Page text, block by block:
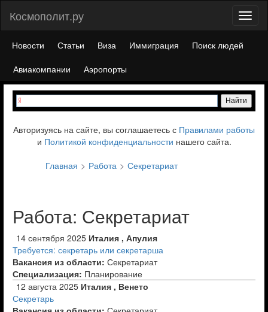
Космополит.ру
Новости Статьи Виза Иммиграция
Поиск людей
Авиакомпании
Аэропорты
Авторизуясь на сайте, вы соглашаетесь с Правилами работы
и Политикой конфиденциальности нашего сайта.
Главная
Работа Секретариат
Работа: Секретариат
14 сентября 2025 Италия , Апулия
Требуется: секретарь или секретарша
Вакансия из области: Секретариат
Специализация: Планирование
12 августа 2025 Италия , Венето
Секретарь